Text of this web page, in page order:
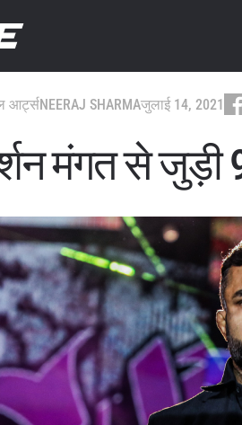
आर्ट्सNEERAJ SHARMAजुलाई 14, 2021
मंगत से जुड़ी